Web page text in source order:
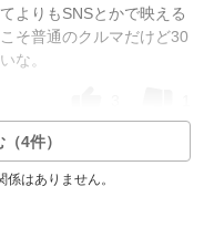
よりもSNSとかで映える
そ普通のクルマだけど30
な。
4件）
はありません。